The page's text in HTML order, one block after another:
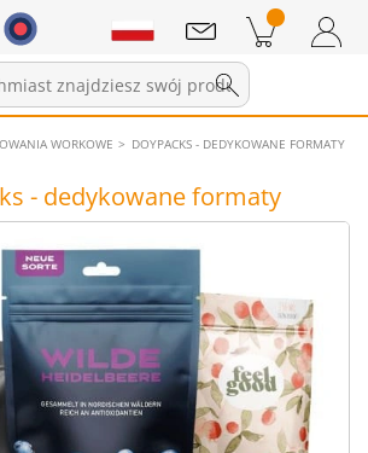
Zarejestruj
w koszyku
WORKOWE DOYPACKS - DEDYKOWANE FORMATY
- dedykowane formaty